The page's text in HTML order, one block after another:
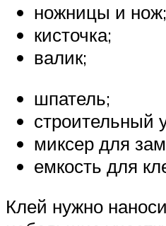
ножницы и нож;
кисточка;
валик;
шпатель;
строительный
миксер для
емкость для
Клей нужно